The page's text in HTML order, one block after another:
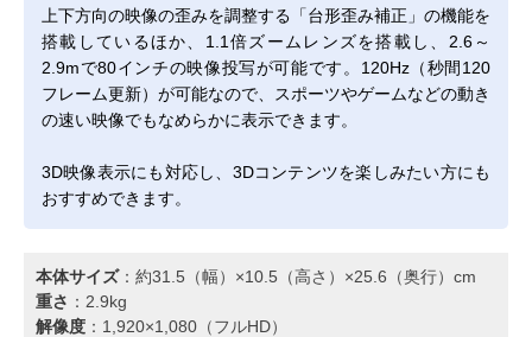
上下方向の映像の歪みを調整する「台形歪み補正」の機能を
搭載しているほか、1.1倍ズームレンズを搭載し、2.6～
2.9mで80インチの映像投写が可能です。120Hz（秒間120
フレーム更新）が可能なので、スポーツやゲームなどの動き
の速い映像でもなめらかに表示できます。
3D映像表示にも対応し、3Dコンテンツを楽しみたい方にも
おすすめできます。
本体サイズ：約31.5（幅）×10.5（高さ）×25.6（奥行）cm
重さ ：2.9kg
解像度 ：1,920×1,080（フルHD）